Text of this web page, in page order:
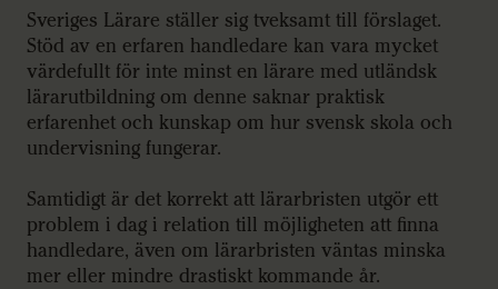
Sveriges Lärare ställer sig tveksamt till förslaget.
Stöd av en erfaren handledare kan vara mycket
värdefullt för inte minst en lärare med utländsk
lärarutbildning om denne saknar praktisk
erfarenhet och kunskap om hur svensk skola och
undervisning fungerar.
Samtidigt är det korrekt att lärarbristen utgör ett
problem i dag i relation till möjligheten att finna
handledare, även om lärarbristen väntas minska
mer eller mindre drastiskt kommande år.